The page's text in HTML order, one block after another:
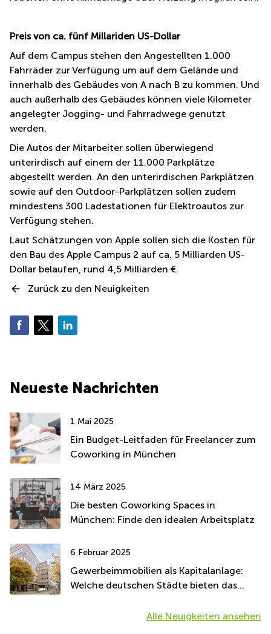
Preis von ca. fünf Millariden US-Dollar
Auf dem Campus stehen den Angestellten 1.000
Fahrräder zur Verfügung um auf dem Gelände und
innerhalb des Gebäudes von A nach B zu kommen. Und
auch außerhalb des Gebäudes können viele Kilometer
angelegter Jogging- und Fahrradwege genutzt
werden.
Die Autos der Mitarbeiter sollen überwiegend
unterirdisch auf einem der 11.000 Parkplätze
abgestellt werden. An den unterirdischen Parkplätzen
sowie auf den Outdoor-Parkplätzen sollen zudem
mindestens 300 Ladestationen für Elektroautos zur
Verfügung stehen.
Laut Schätzungen von Apple sollen sich die Kosten für
den Bau des Apple Campus 2 auf ca. 5 Milliarden US-
Dollar belaufen, rund 4,5 Milliarden €.
Zurück zu den Neuigkeiten
Neueste Nachrichten
1 Mai 2025
Ein Budget-Leitfaden für Freelancer zum
Coworking in München
14 März 2025
Die besten Coworking Spaces in
München: Finde den idealen Arbeitsplatz
6 Februar 2025
Gewerbeimmobilien als Kapitalanlage:
Welche deutschen Städte bieten das
Alle Neuigkeiten ansehen